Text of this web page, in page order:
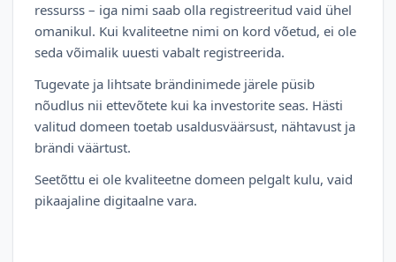
ressurss – iga nimi saab olla registreeritud vaid ühel
omanikul. Kui kvaliteetne nimi on kord võetud, ei ole
seda võimalik uuesti vabalt registreerida.
Tugevate ja lihtsate brändinimede järele püsib
nõudlus nii ettevõtete kui ka investorite seas. Hästi
valitud domeen toetab usaldusväärsust, nähtavust ja
brändi väärtust.
Seetõttu ei ole kvaliteetne domeen pelgalt kulu, vaid
pikaajaline digitaalne vara.